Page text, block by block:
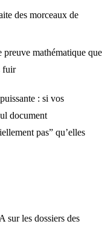
des morceaux de
preuve mathématique que
fuir
: si vos
document
pas” qu’elles
sur les dossiers des